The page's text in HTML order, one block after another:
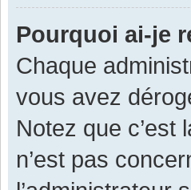
Pourquoi ai-je
Chaque
vous avez
Notez que c’est
n’est pas